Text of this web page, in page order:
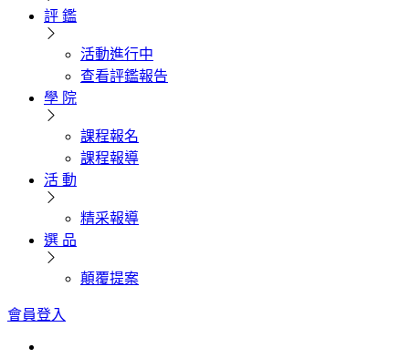
評 鑑
活動進行中
查看評鑑報告
學 院
課程報名
課程報導
活 動
精采報導
選 品
顛覆提案
會員登入